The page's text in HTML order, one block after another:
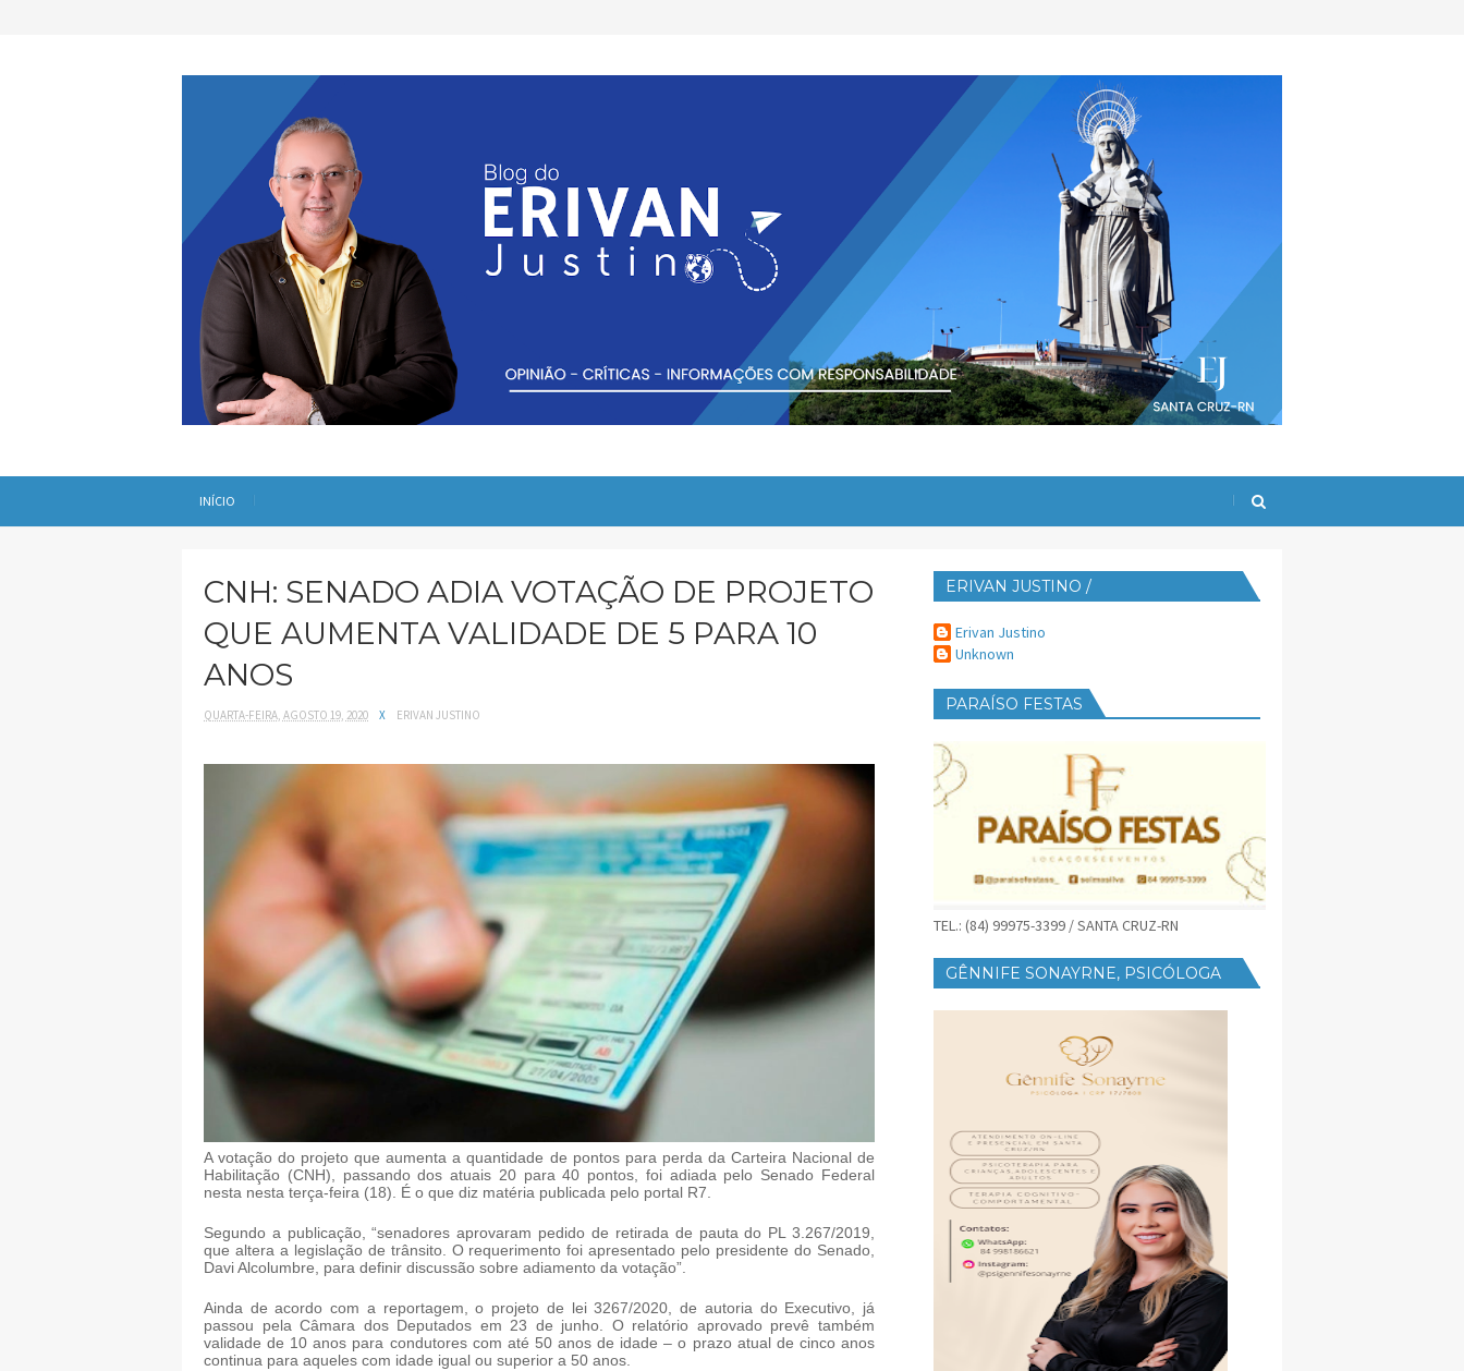
INÍCIO
CNH: SENADO ADIA VOTAÇÃO DE PROJETO
QUE AUMENTA VALIDADE DE 5 PARA 10
ANOS
QUARTA-FEIRA, AGOSTO 19, 2020 X ERIVAN JUSTINO
A votação do projeto que aumenta a quantidade de pontos para perda da Carteira Nacional de
Habilitação (CNH), passando dos atuais 20 para 40 pontos, foi adiada pelo Senado Federal
nesta nesta terça-feira (18). É o que diz matéria publicada pelo portal R7.
Segundo a publicação, “senadores aprovaram pedido de retirada de pauta do PL 3.267/2019,
que altera a legislação de trânsito. O requerimento foi apresentado pelo presidente do Senado,
Davi Alcolumbre, para definir discussão sobre adiamento da votação”.
Ainda de acordo com a reportagem, o projeto de lei 3267/2020, de autoria do Executivo, já
passou pela Câmara dos Deputados em 23 de junho. O relatório aprovado prevê também
validade de 10 anos para condutores com até 50 anos de idade – o prazo atual de cinco anos
continua para aqueles com idade igual ou superior a 50 anos.
ERIVAN JUSTINO /
Erivan Justino
Unknown
PARAÍSO FESTAS
TEL.: (84) 99975-3399 / SANTA CRUZ-RN
GÊNNIFE SONAYRNE, PSICÓLOGA